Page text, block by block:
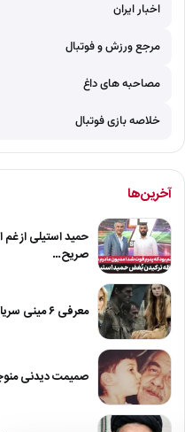
اخبار ایران
مرجع ورزش و فوتبال
مصاحبه های داغ
خلاصه بازی فوتبال
آخرین‌ها
حمید استیلی از
صریح…
معرفی ۶ مینی سریال ۲۰۲۵ که نباید از دست بدهید!
صمیمت دیدنی